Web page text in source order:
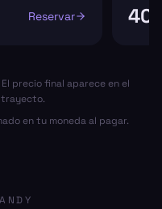
Reservar
precio final aparece en el
trayecto.
en tu moneda al pagar.